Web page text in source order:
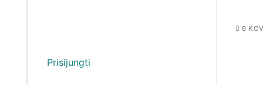
6
Prisijungti